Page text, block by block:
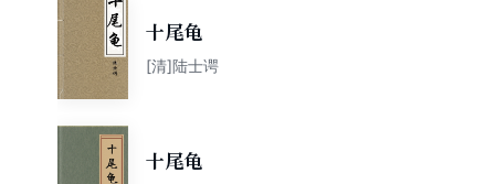
十尾龟
[清]陆士谔
十尾龟